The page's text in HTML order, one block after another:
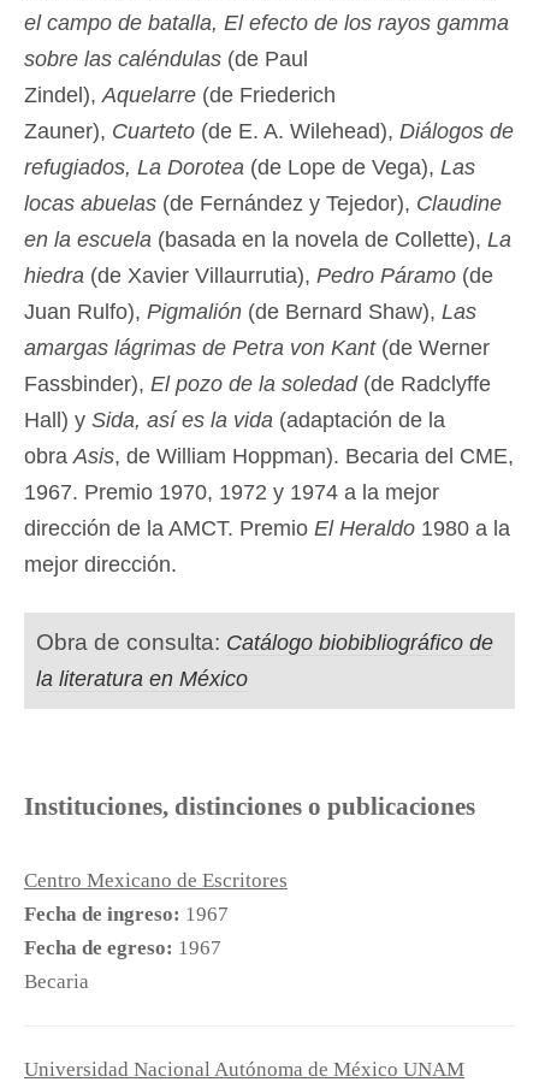
el campo de batalla, El efecto de los rayos gamma
sobre las caléndulas (de Paul
Zindel), Aquelarre (de Friederich
Zauner), Cuarteto (de E. A. Wilehead), Diálogos de
refugiados, La Dorotea (de Lope de Vega), Las
locas abuelas (de Fernández y Tejedor), Claudine
en la escuela (basada en la novela de Collette), La
hiedra (de Xavier Villaurrutia), Pedro Páramo (de
Juan Rulfo), Pigmalión (de Bernard Shaw), Las
amargas lágrimas de Petra von Kant(de Werner
Fassbinder), El pozo de la soledad(de Radclyffe
Hall) y Sida, así es la vida (adaptación de la
obra Asis, de William Hoppman). Becaria del CME,
1967. Premio 1970, 1972 y 1974 a la mejor
dirección de la AMCT. Premio El Heraldo 1980 a la
mejor dirección.
Obra de consulta: Catálogo biobibliográfico de
la literatura en México
Instituciones, distinciones o publicaciones
Centro Mexicano de Escritores
Fecha de ingreso: 1967
Fecha de egreso: 1967
Becaria
Universidad Nacional Autónoma de México UNAM